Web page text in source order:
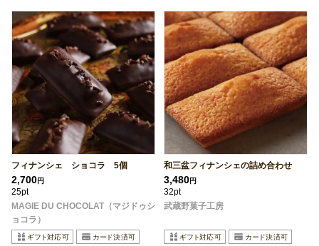
フィナンシェ ショコラ 5個
2,700円
25pt
MAGIE DU CHOCOLAT（マジドゥシ
ョコラ）
和三盆フィナンシェの詰め合わせ
3,480円
32pt
武蔵野菓子工房